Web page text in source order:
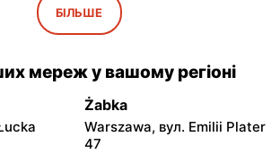
Bogoria, вул. Rynek 30
44
moje sklepy
Grębów, вул. Wydrza 180
111
moje sklepy
Jeżowe, вул. Zalesie 77
БІЛЬШЕ
мереж у вашому регіоні
Żabka
Warszawa, вул. Emilii Plater
47